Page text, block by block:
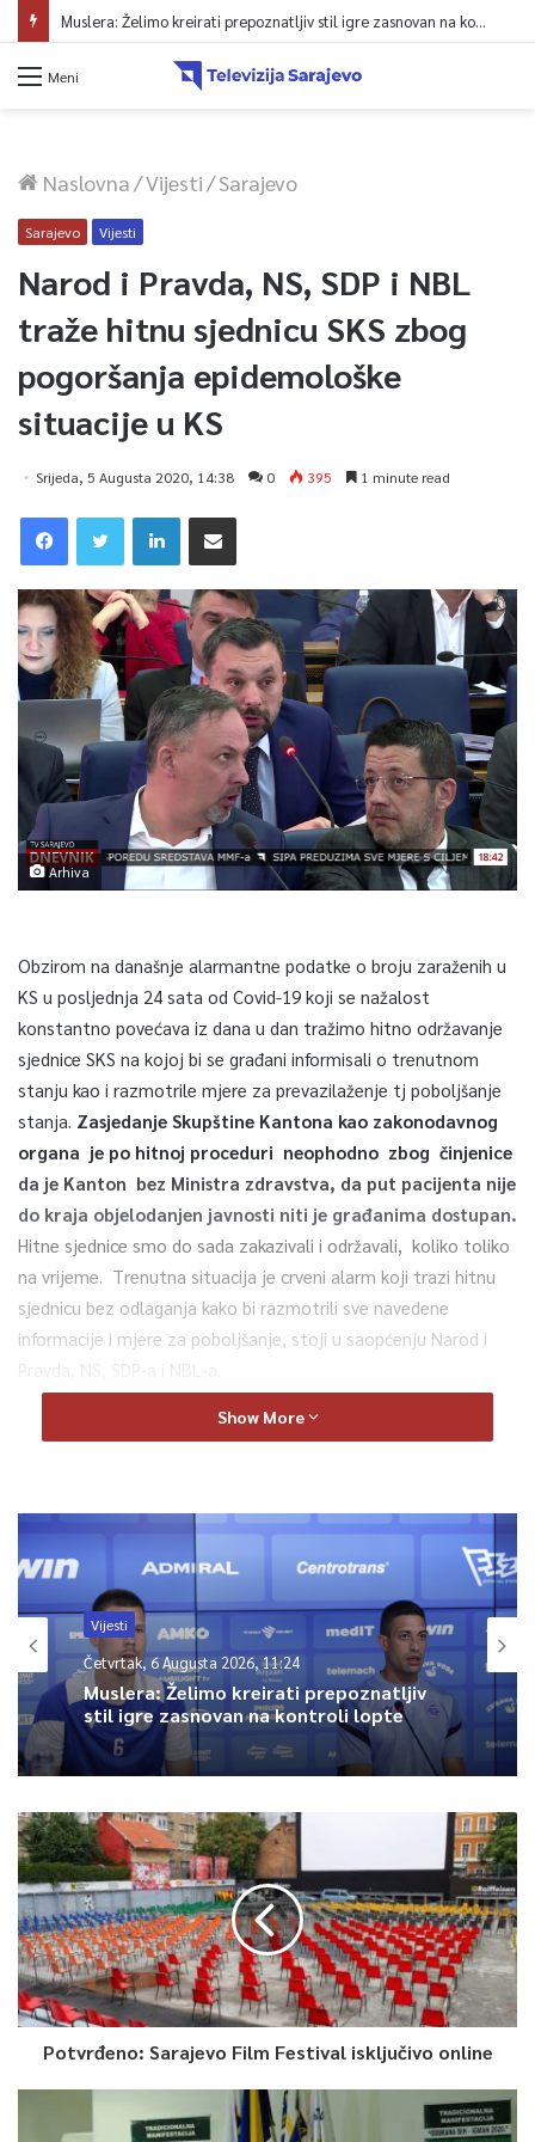
Muslera: Želimo kreirati prepoznatljiv stil igre zasnovan na kontroli lopte
Meni
Naslovna/Vijesti/Sarajevo
Sarajevo Vijesti
Narod i Pravda, NS, SDP i NBL
traže hitnu sjednicu SKS zbog
pogoršanja epidemološke
situacije u KS
Srijeda, 5 Augusta 2020, 14:38 0 395 1 minute read
Arhiva
Obzirom na današnje alarmantne podatke o broju zaraženih u
KS u posljednja 24 sata od Covid-19 koji se nažalost
konstantno povećava iz dana u dan tražimo hitno održavanje
sjednice SKS na kojoj bi se građani informisali o trenutnom
stanju kao i razmotrile mjere za prevazilaženje tj poboljšanje
stanja. Zasjedanje Skupštine Kantona kao zakonodavnog
organa je po hitnoj proceduri neophodno zbog činjenice
da je Kanton bez Ministra zdravstva, da put pacijenta nije
do kraja objelodanjen javnosti niti je građanima dostupan.
Hitne sjednice smo do sada zakazivali i održavali, koliko toliko
na vrijeme. Trenutna situacija je crveni alarm koji trazi hitnu
sjednicu bez odlaganja kako bi razmotrili sve navedene
informacije i mjere za poboljšanje, stoji u saopćenju Narod i
Pravda, NS, SDP-a i NBL-a.
Na osnovu člana 71. Poslovnika Skupštine Kantona Sarajevo,
Civilne zaštite o poduzetim mjerama i sa prijedlogom
mjera za suzbijanje širenja pandemije
saopćenja.
0
Article Rating
Show More
Vijesti
Četvrtak, 6 Augusta 2026, 11:24
Muslera: Želimo kreirati prepoznatljiv
stil igre zasnovan na kontroli lopte
Potvrđeno: Sarajevo Film Festival isključivo online